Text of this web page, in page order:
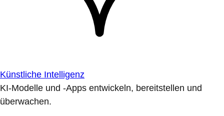
Künstliche Intelligenz
KI-Modelle und -Apps entwickeln, bereitstellen und
überwachen.